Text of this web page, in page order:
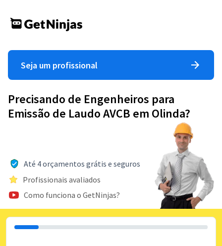
Seja um profissional
Precisando de Engenheiros para
Emissão de Laudo AVCB em Olinda?
Até 4 orçamentos grátis e seguros
Profissionais avaliados
Como funciona o GetNinjas?